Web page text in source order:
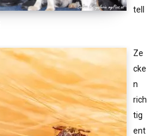
tell
Ze
cke
n
rich
tig
ent